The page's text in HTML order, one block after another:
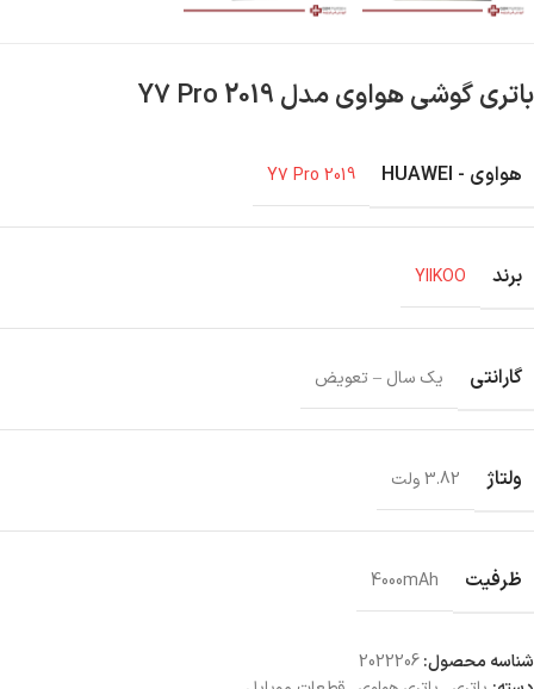
باتری گوشی هواوی مدل Y7 Pro 2019
هواوی - HUAWEI Y7 Pro 2019
برند YIIKOO
گارانتی یک سال – تعویض
ولتاژ 3.82 ولت
ظرفیت 4000mAh
شناسه محصول:2022206